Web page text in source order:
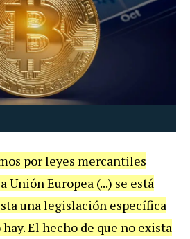
por leyes mercantiles
Unión Europea (...) se está
una legislación específica
El hecho de que no exista